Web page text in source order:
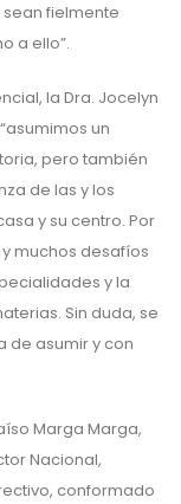
fielmente
a ello”.
la Dra. Jocelyn
un
pero también
de las y los
y su centro. Por
muchos desafíos
y la
Sin duda, se
de asumir y con
Marga Marga,
Nacional,
conformado